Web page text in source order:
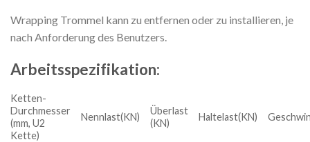
Wrapping Trommel kann zu entfernen oder zu installieren, je
nach Anforderung des Benutzers.
Arbeitsspezifikation:
Ketten-
Durchmesser
(mm, U2
Kette)
Nennlast(KN)
Überlast
(KN)
Haltelast(KN)